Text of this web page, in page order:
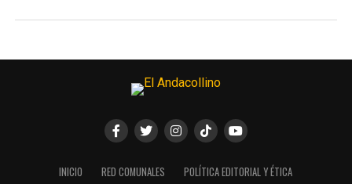
INICIO RED COMUNALES
POLÍTICA EDITORIAL Y ÉTICA